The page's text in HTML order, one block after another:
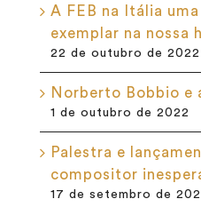
A FEB na Itália
exemplar na nossa
22 de outubro de 2022
Norberto Bobbio e
1 de outubro de 2022
Palestra e
compositor
17 de setembro de